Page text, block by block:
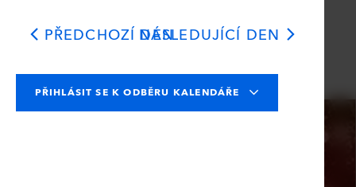
PŘEDCHOZÍ DENNÁSLEDUJÍCÍ DEN
PŘIHLÁSIT SE K ODBĚRU KALENDÁŘE